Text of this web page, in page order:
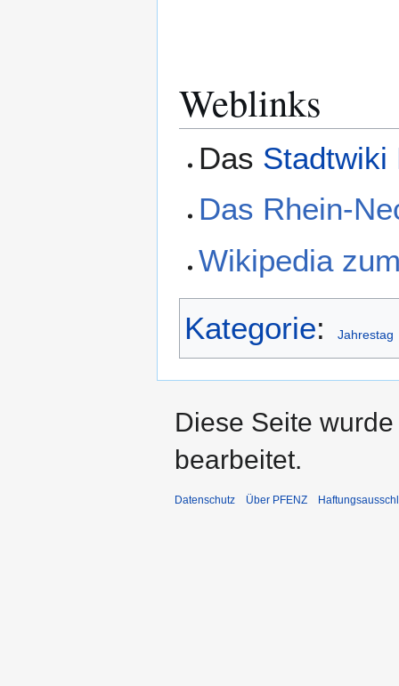
Weblinks
Das Stadtwiki
Das Rhein-
Wikipedia
Kategorie: Jahrestag
Diese Seite
bearbeitet.
Datenschutz Über PFENZ